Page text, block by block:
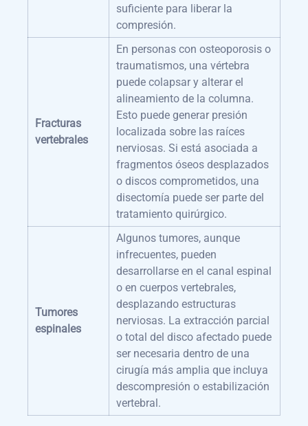
suficiente para liberar la
compresión.
Fracturas
vertebrales
En personas con osteoporosis o
traumatismos, una vértebra
puede colapsar y alterar el
alineamiento de la columna.
Esto puede generar presión
localizada sobre las raíces
nerviosas. Si está asociada a
fragmentos óseos desplazados
o discos comprometidos, una
disectomía puede ser parte del
tratamiento quirúrgico.
Tumores
espinales
Algunos tumores, aunque
infrecuentes, pueden
desarrollarse en el canal espinal
o en cuerpos vertebrales,
desplazando estructuras
nerviosas. La extracción parcial
o total del disco afectado puede
ser necesaria dentro de una
cirugía más amplia que incluya
descompresión o estabilización
vertebral.